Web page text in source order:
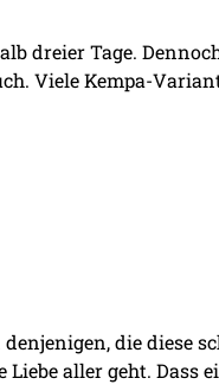
dreier Tage.
Viele Kempa-
die diese
aller geht. Dass